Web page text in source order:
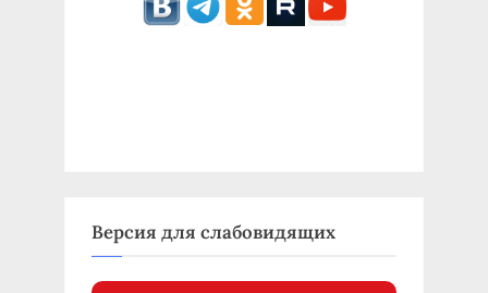
Версия для слабовидящих